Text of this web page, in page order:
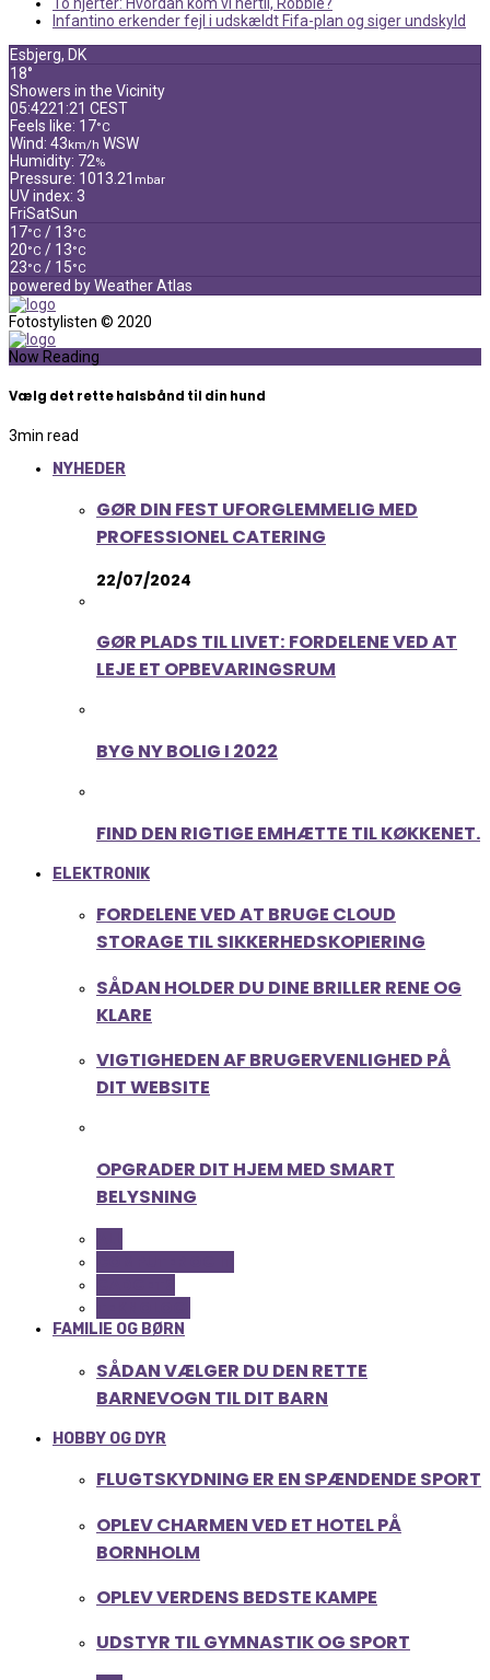
Infantino erkender fejl i udskældt Fifa-plan og siger undskyld
Esbjerg, DK
18°
Showers in the Vicinity
05:4221:21 CEST
Feels like: 17°C
Wind: 43km/h WSW
Humidity: 72%
Pressure: 1013.21 mbar
UV index: 3
FriSatSun
17°C / 13°C
20°C / 13°C
23°C / 15°C
powered byWeather Atlas
Fotostylisten © 2020
Now Reading
Vælg det rette halsbånd til din hund
3min read
NYHEDER
GØR DIN FEST UFORGLEMMELIG MED
PROFESSIONEL CATERING
22/07/2024
GØR PLADS TIL LIVET: FORDELENE VED AT
LEJE ET OPBEVARINGSRUM
BYG NY BOLIG I 2022
FIND DEN RIGTIGE EMHÆTTE TIL KØKKENET.
ELEKTRONIK
FORDELENE VED AT BRUGE CLOUD
STORAGE TIL SIKKERHEDSKOPIERING
SÅDAN HOLDER DU DINE BRILLER RENE OG
KLARE
VIGTIGHEDEN AF BRUGERVENLIGHED PÅ
DIT WEBSITE
OPGRADER DIT HJEM MED SMART
BELYSNING
FAMILIE OG BØRN
SÅDAN VÆLGER DU DEN RETTE
BARNEVOGN TIL DIT BARN
HOBBY OG DYR
FLUGTSKYDNING ER EN SPÆNDENDE SPORT
OPLEV CHARMEN VED ET HOTEL PÅ
BORNHOLM
OPLEV VERDENS BEDSTE KAMPE
UDSTYR TIL GYMNASTIK OG SPORT